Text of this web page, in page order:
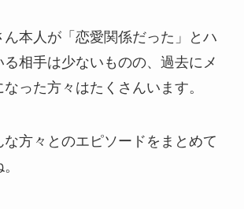
ん本人が「恋愛関係だった」とハ
る相手は少ないものの、過去にメ
った方々はたくさんいます。
な方々とのエピソードをまとめて